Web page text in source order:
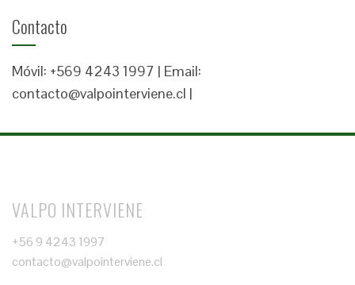
Contacto
Móvil: +569 4243 1997 | Email:
contacto@valpointerviene.cl |
VALPO INTERVIENE
+56 9 4243 1997
contacto@valpointerviene.cl